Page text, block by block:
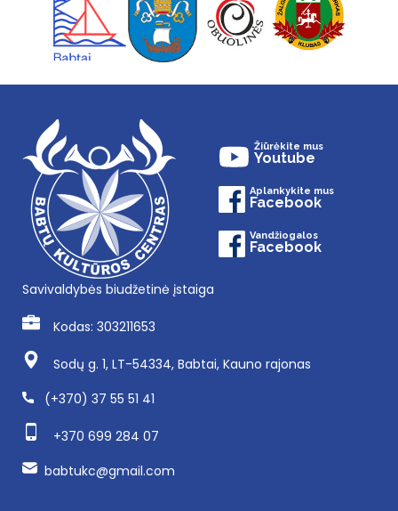
Žiūrėkite mus
Youtube
Aplankykite mus
Facebook
Vandžiogalos
Facebook
Savivaldybės biudžetinė įstaiga
Kodas: 303211653
Sodų g. 1, LT-54334, Babtai, Kauno rajonas
(+370) 37 55 51 41
+370 699 284 07
babtukc@gmail.com